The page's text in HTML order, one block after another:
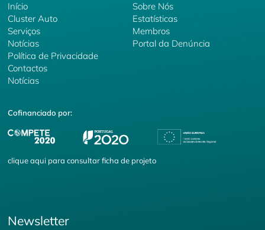
Início
Cluster Auto
Serviços
Sobre Nós
Estatísticas
Membros
Notícias
Política de Privacidade
Portal da Denúncia
Contactos
Notícias
Cofinanciado por:
cliqueaqui para consultar ficha de projeto
Newsletter